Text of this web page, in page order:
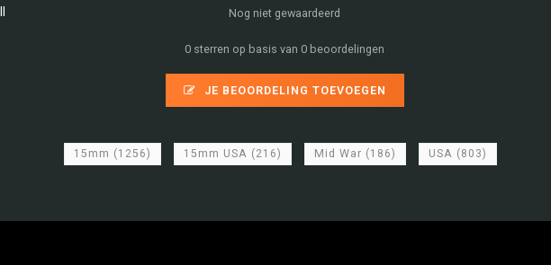
Nog niet gewaardeerd
0 sterren op basis van 0 beoordelingen
JE BEOORDELING TOEVOEGEN
15mm (1256) 15mm USA (216) Mid War (186) USA (803)